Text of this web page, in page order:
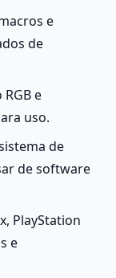
e
de
e
uso.
de
de software
PlayStation
e